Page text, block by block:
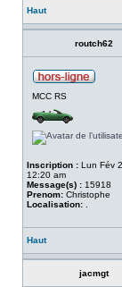
Haut
routch62
MCC RS
Inscription : Lun Fév
12:20 am
Message(s) : 15918
Prenom: Christophe
Localisation:
Haut
jacmgt